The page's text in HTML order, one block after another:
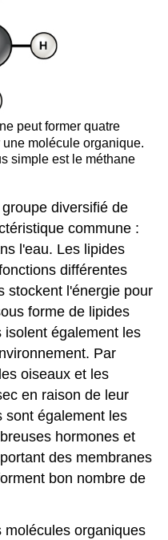
peut former quatre
molécule organique.
simple est le méthane
diversifié de
commune :
l'eau. Les lipides
différentes
stockent l'énergie pour
forme de lipides
également les
Par
oiseaux et les
en raison de leur
sont également les
hormones et
des membranes
bon nombre de
molécules organiques